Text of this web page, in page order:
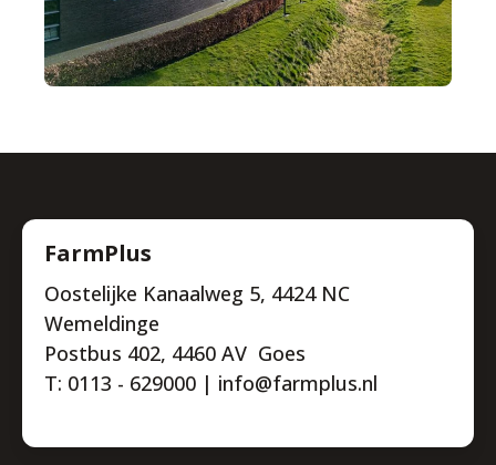
FarmPlus
Oostelijke Kanaalweg 5, 4424 NC
Wemeldinge
Postbus 402, 4460 AV Goes
T: 0113 - 629000 | info@farmplus.nl